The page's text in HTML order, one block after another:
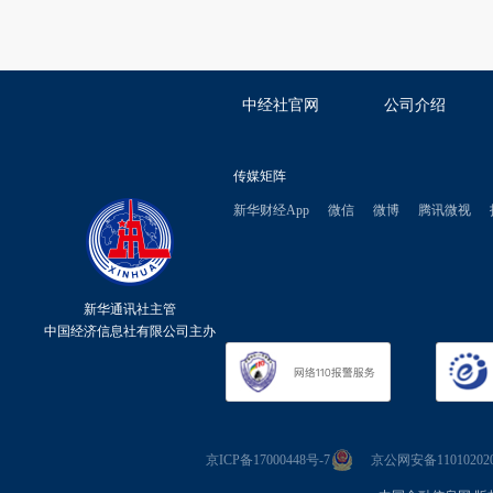
中经社官网 公司介绍
新华通讯社主管
中国经济信息社有限公司主办
传媒矩阵
新华财经App 微信 微博 腾讯微视
京ICP备17000448号-7 京公网安备